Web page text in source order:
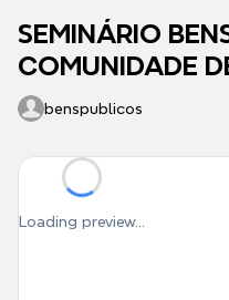
SEMINÁRIO
COMUNIDADE
benspublicos
Loading preview...